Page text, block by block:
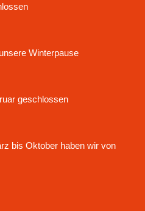
Winterpause
geschlossen
bis Oktober haben wir von